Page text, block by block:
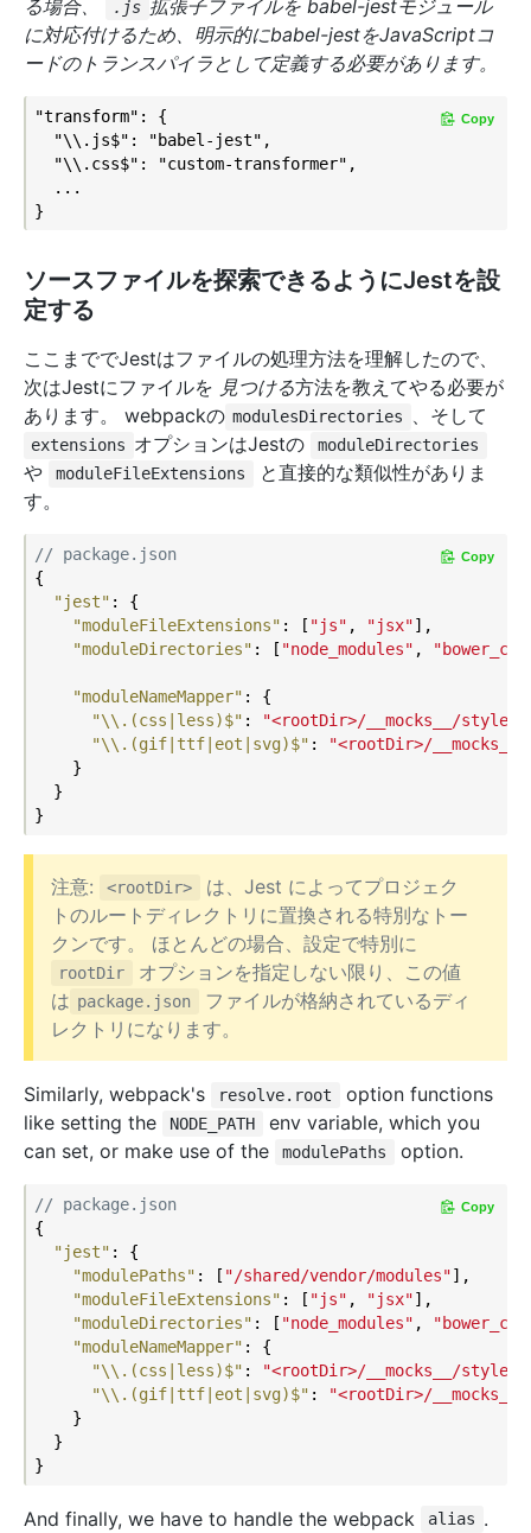
る場合、 .js 拡張子ファイルを babel-jestモジュール
に対応付けるため、明示的にbabel-jestをJavaScriptコ
ードのトランスパイラとして定義する必要があります。
"transform": {
  "\\.js$": "babel-jest",
  "\\.css$": "custom-transformer",
  ...
Copy
ソースファイルを探索できるようにJestを設
定する
ここまででJestはファイルの処理方法を理解したので、
次はJestにファイルを 見つける方法を教えてやる必要が
あります。 webpackの modulesDirectories 、そして
extensions オプションはJestの moduleDirectories
や moduleFileExtensions
と直接的な類似性がありま
す。
// package.json
{
"jest" : {
"moduleFileExtensions" : [ "js" , "jsx"],
"moduleDirectories" : [ "node_modules" ,
"moduleNameMapper" : {
"\\.(css|less)$" :
"<rootDir>/__mocks__/
"\\.(gif|ttf|eot|svg)$" :
"<rootDir>/
    }
  }
Copy
注意: <rootDir>
は、Jest によってプロジェク
トのルートディレクトリに置換される特別なトー
クンです。 ほとんどの場合、設定で特別に
rootDir
オプションを指定しない限り、この値
は package.json
ファイルが格納されているディ
レクトリになります。
Similarly, webpack's resolve.root
option functions
like setting the
NODE_PATH
env variable, which you
can set, or make use of the
modulePaths option.
// package.json
{
"jest" : {
"modulePaths" : [ "/shared/vendor/modules"],
"moduleFileExtensions" : [ "js" , "jsx"],
"moduleDirectories" : [ "node_modules" ,
"moduleNameMapper" : {
"\\.(css|less)$" :
"<rootDir>/__mocks__/
"\\.(gif|ttf|eot|svg)$" :
"<rootDir>/
    }
  }
Copy
And finally, we have to handle the webpack alias .